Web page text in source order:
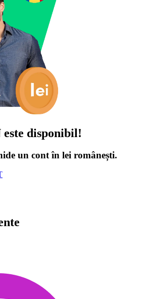
disponibil!
un cont în lei românești.